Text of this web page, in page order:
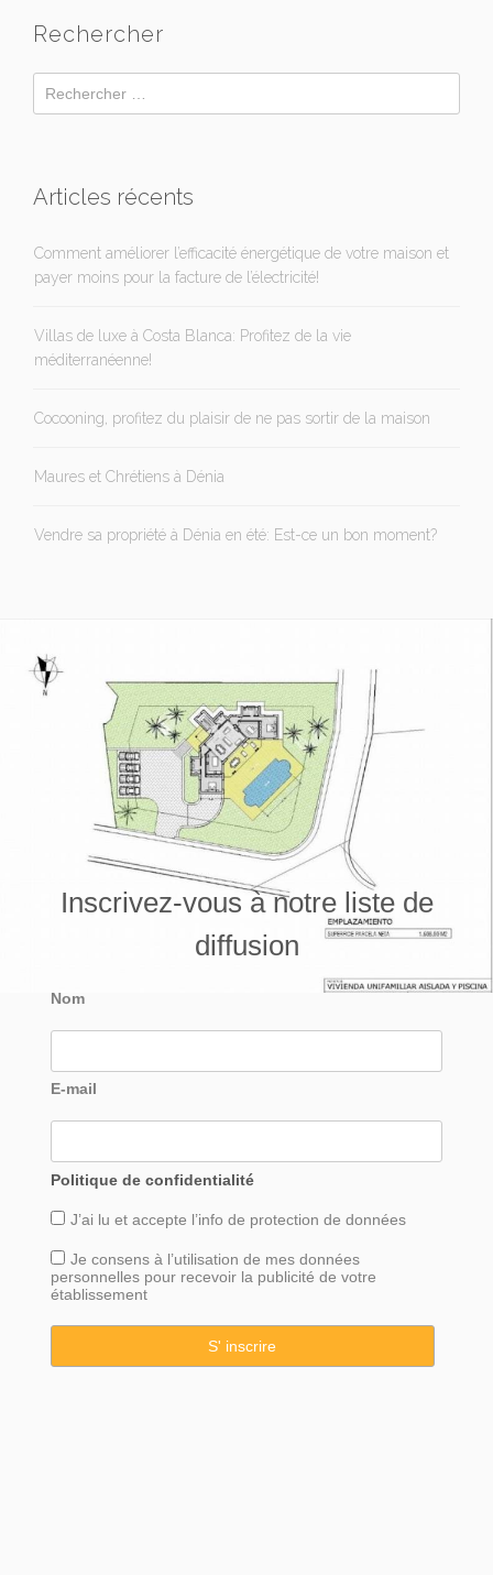
Rechercher
Articles récents
Comment améliorer l’efficacité énergétique de votre maison et
payer moins pour la facture de l’électricité!
Villas de luxe à Costa Blanca: Profitez de la vie
méditerranéenne!
Cocooning, profitez du plaisir de ne pas sortir de la maison
Maures et Chrétiens à Dénia
Vendre sa propriété à Dénia en été: Est-ce un bon moment?
Inscrivez-vous à notre liste de
diffusion
Nom
E-mail
Politique de confidentialité
J’ai lu et accepte l’info de protection de données
Je consens à l’utilisation de mes données
personnelles pour recevoir la publicité de votre
établissement